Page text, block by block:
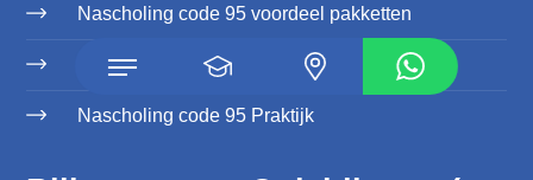
Nascholing code 95 voordeel pakketten
Nascholing code 95 Theorie
Nascholing code 95 Praktijk